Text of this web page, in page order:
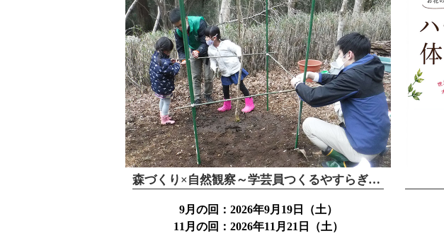
森づくり×自然観察～学芸員つくるやすらぎの森と～
9月の回：2026年9月19日（土）
11月の回：2026年11月21日（土）